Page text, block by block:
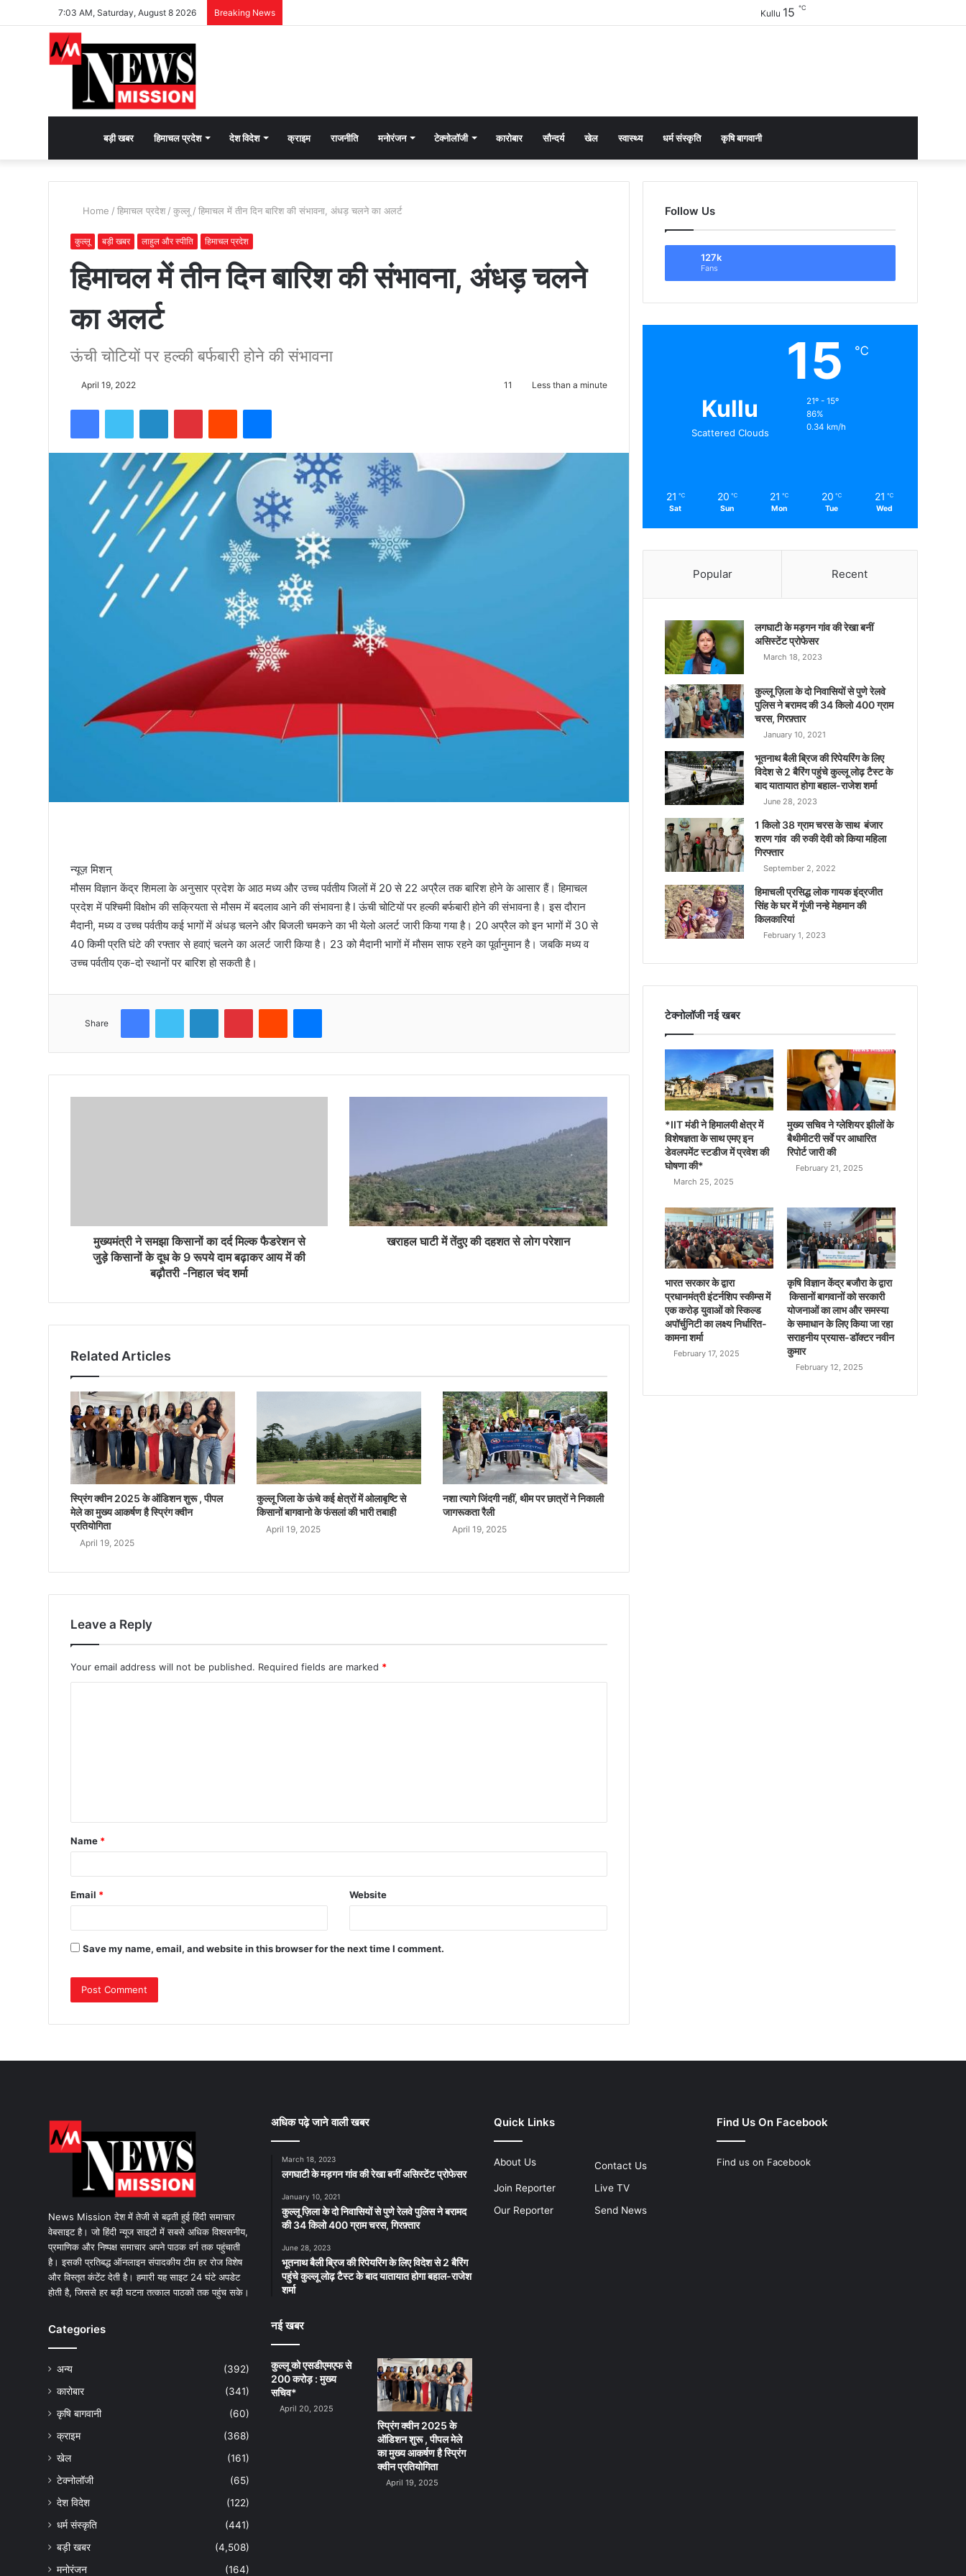
7:03 AM, Saturday, August 8 2026 Breaking News Kullu 15 ℃
भक्ति
भावना
जगाने
को
फीट
चोटी
फहराया
बड़ी खबर हिमाचल प्रदेश देश विदेश क्राइम राजनीति मनोरंजन टेक्नोलॉजी कारोबार सौन्दर्य खेल स्वास्थ्य धर्म संस्कृति कृषि बागवानी
Home / हिमाचल प्रदेश / कुल्लू / हिमाचल में तीन दिन बारिश की संभावना, अंधड़ चलने का अलर्ट
कुल्लू बड़ी खबर लाहुल और स्पीति हिमाचल प्रदेश
हिमाचल में तीन दिन बारिश की संभावना, अंधड़ चलने
का अलर्ट
ऊंची चोटियों पर हल्की बर्फबारी होने की संभावना
April 19, 2022 11 Less than a minute
न्यूज़ मिशन्
मौसम विज्ञान केंद्र शिमला के अनुसार प्रदेश के आठ मध्य और उच्च पर्वतीय जिलों में 20 से 22 अप्रैल तक बारिश होने के आसार हैं। हिमाचल
प्रदेश में पश्चिमी विक्षोभ की सक्रियता से मौसम में बदलाव आने की संभावना है l ऊंची चोटियों पर हल्की बर्फबारी होने की संभावना है। इस दौरान
मैदानी, मध्य व उच्च पर्वतीय कई भागों में अंधड़ चलने और बिजली चमकने का भी येलो अलर्ट जारी किया गया है। 20 अप्रैल को इन भागों में 30 से
40 किमी प्रति घंटे की रफ्तार से हवाएं चलने का अलर्ट जारी किया है। 23 को मैदानी भागों में मौसम साफ रहने का पूर्वानुमान है। जबकि मध्य व
उच्च पर्वतीय एक-दो स्थानों पर बारिश हो सकती है।
Share
मुख्यमंत्री ने समझा किसानों का दर्द मिल्क फैडरेशन से
जुड़े किसानों के दूध के 9 रूपये दाम बढ़ाकर आय में की
बढ़ौतरी -निहाल चंद शर्मा
खराहल घाटी में तेंदुए की दहशत से लोग परेशान
Related Articles
स्प्रिंग क्वीन 2025 के ऑडिशन शुरू , पीपल
मेले का मुख्य आकर्षण है स्प्रिंग क्वीन
प्रतियोगिता
April 19, 2025
कुल्लू जिला के ऊंचे कई क्षेत्रों में ओलाबृष्टि से
किसानों बागवानो के फंसलां की भारी तबाही
April 19, 2025
नशा त्यागे जिंदगी नहीं, थीम पर छात्रों ने निकाली
जागरूकता रैली
April 19, 2025
Leave a Reply
Your email address will not be published. Required fields are marked *
Name *
Email * Website
Save my name, email, and website in this browser for the next time I comment.
Follow Us
127k
Fans
Kullu
Scattered Clouds
15 ℃
21º - 15º
86%
0.34 km/h
21 ℃
Sat
20 ℃
Sun
21 ℃
Mon
20 ℃
Tue
21 ℃
Wed
Popular Recent
लगघाटी के मड़गन गांव की रेखा बनीं
असिस्टेंट प्रोफेसर
March 18, 2023
कुल्लू ज़िला के दो निवासियों से पुणे रेलवे
पुलिस ने बरामद की 34 किलो 400 ग्राम
चरस, गिरफ़्तार
January 10, 2021
भूतनाथ बैली ब्रिज की रिपेयरिंग के लिए
विदेश से 2 बैरिंग पहुंचे कुल्लू लोढ़ टैस्ट के
बाद यातायात होगा बहाल-राजेश शर्मा
June 28, 2023
1 किलो 38 ग्राम चरस के साथ बंजार
शरण गांव की रुकी देवी को किया महिला
गिरफ्तार
September 2, 2022
हिमाचली प्रसिद्ध लोक गायक इंद्रजीत
सिंह के घर में गूंजी नन्हे मेहमान की
किलकारियां
February 1, 2023
टेक्नोलॉजी नई खबर
*IIT मंडी ने हिमालयी क्षेत्र में
विशेषज्ञता के साथ एमए इन
डेवलपमेंट स्टडीज में प्रवेश की
घोषणा की*
March 25, 2025
मुख्य सचिव ने ग्लेशियर झीलों के
बैथीमीटरी सर्वे पर आधारित
रिपोर्ट जारी की
February 21, 2025
भारत सरकार के द्वारा
प्रधानमंत्री इंटर्नशिप स्कीम्स में
एक करोड़ युवाओं को स्किल्ड
अपॉर्चुनिटी का लक्ष्य निर्धारित-
कामना शर्मा
February 17, 2025
कृषि विज्ञान केंद्र बजौरा के द्वारा
किसानों बागवानों को सरकारी
योजनाओं का लाभ और समस्या
के समाधान के लिए किया जा रहा
सराहनीय प्रयास-डॉक्टर नवीन
कुमार
February 12, 2025
News Mission देश में तेजी से बढ़ती हुई हिंदी समाचार
वेबसाइट है। जो हिंदी न्यूज साइटों में सबसे अधिक विश्वसनीय,
प्रमाणिक और निष्पक्ष समाचार अपने पाठक वर्ग तक पहुंचाती
है। इसकी प्रतिबद्ध ऑनलाइन संपादकीय टीम हर रोज विशेष
और विस्तृत कंटेंट देती है। हमारी यह साइट 24 घंटे अपडेट
होती है, जिससे हर बड़ी घटना तत्काल पाठकों तक पहुंच सके।
Categories
अन्य
(392)
कारोबार
(341)
कृषि बागवानी
(60)
क्राइम
(368)
खेल
(161)
टेक्नोलॉजी
(65)
देश विदेश
(122)
धर्म संस्कृति
(441)
बड़ी खबर
(4,508)
मनोरंजन
(164)
अधिक पढ़े जाने वाली खबर
March 18, 2023
लगघाटी के मड़गन गांव की रेखा बनीं असिस्टेंट प्रोफेसर
January 10, 2021
कुल्लू ज़िला के दो निवासियों से पुणे रेलवे पुलिस ने बरामद
की 34 किलो 400 ग्राम चरस, गिरफ़्तार
June 28, 2023
भूतनाथ बैली ब्रिज की रिपेयरिंग के लिए विदेश से 2 बैरिंग
पहुंचे कुल्लू लोढ़ टैस्ट के बाद यातायात होगा बहाल-राजेश
शर्मा
नई खबर
कुल्लू को एसडीएमएफ से
200 करोड़ : मुख्य
सचिव*
April 20, 2025
स्प्रिंग क्वीन 2025 के
ऑडिशन शुरू , पीपल मेले
का मुख्य आकर्षण है स्प्रिंग
क्वीन प्रतियोगिता
April 19, 2025
Quick Links
About Us
Contact Us
Join Reporter
Live TV
Our Reporter
Send News
Find Us On Facebook
Find us on Facebook